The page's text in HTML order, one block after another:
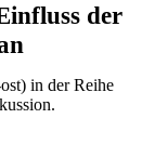
der
in der Reihe